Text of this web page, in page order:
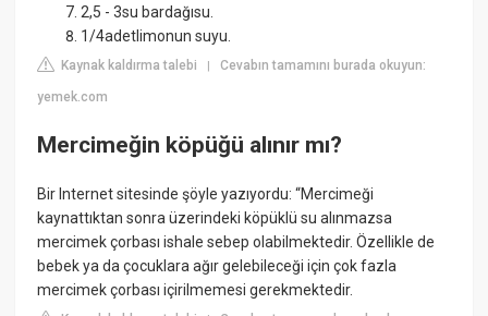
2,5 - 3su bardağısu.
1/4adetlimonun suyu.
Kaynak kaldırma talebi |Cevabın tamamını burada okuyun:
yemek.com
Mercimeğin köpüğü alınır mı?
Bir Internet sitesinde şöyle yazıyordu: “Mercimeği
kaynattıktan sonra üzerindeki köpüklü su alınmazsa
mercimek çorbası ishale sebep olabilmektedir. Özellikle de
bebek ya da çocuklara ağır gelebileceği için çok fazla
mercimek çorbası içirilmemesi gerekmektedir.